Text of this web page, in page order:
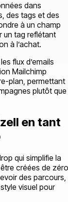
dans
des tags et des
à un champ
un tag reflétant
à l’achat.
flux d’emails
Mailchimp
plan, permettant
plutôt que
en tant
qui simplifie la
créées de zéro
des parcours,
visuel pour